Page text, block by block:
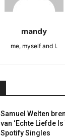
mandy
me, myself and I.
Samuel Welten
van ‘Echte Liefde
Spotify Singles